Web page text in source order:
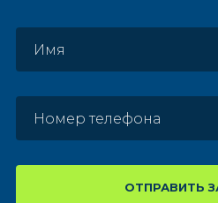
ОТПРАВИТЬ